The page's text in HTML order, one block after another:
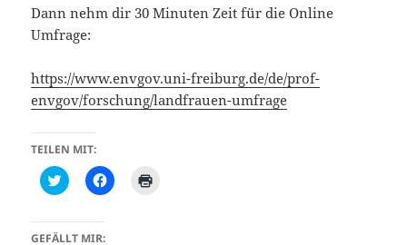
Dann nehm dir 30 Minuten Zeit für die Online
Umfrage:
https://www.envgov.uni-freiburg.de/de/prof-
envgov/forschung/landfrauen-umfrage
TEILEN MIT:
K
l
k
,
K
l
GEFÄLLT MIR: